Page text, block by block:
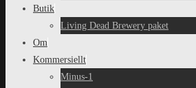
Butik
Living Dead Brewery paket
Om
Kommersiellt
Minus-1